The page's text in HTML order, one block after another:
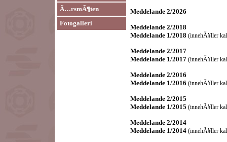
Ã…rsmÃ¶ten
Fotogalleri
Meddelande 2/2026
Meddelande 2/2018
Meddelande 1/2018 (innehÃ¥ller
Meddelande 2/2017
Meddelande 1/2017(innehÃ¥ller
Meddelande 2/2016
Meddelande 1/2016 (innehÃ¥ller
Meddelande 2/2015
Meddelande 1/2015 (innehÃ¥ller
Meddelande 2/2014
Meddelande 1/2014(innehÃ¥ller